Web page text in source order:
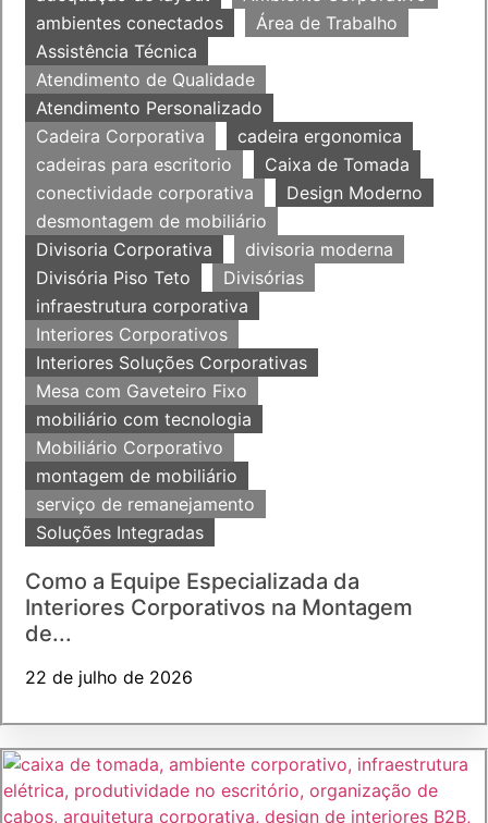
ambientes conectados
Área de Trabalho
Assistência Técnica
Atendimento de Qualidade
Atendimento Personalizado
Cadeira Corporativa
cadeira ergonomica
cadeiras para escritorio
Caixa de Tomada
conectividade corporativa
Design Moderno
desmontagem de mobiliário
Divisoria Corporativa
divisoria moderna
Divisória Piso Teto
Divisórias
infraestrutura corporativa
Interiores Corporativos
Interiores Soluções Corporativas
Mesa com Gaveteiro Fixo
mobiliário com tecnologia
Mobiliário Corporativo
montagem de mobiliário
serviço de remanejamento
Soluções Integradas
Como a Equipe Especializada da
Interiores Corporativos na Montagem
de...
22 de julho de 2026